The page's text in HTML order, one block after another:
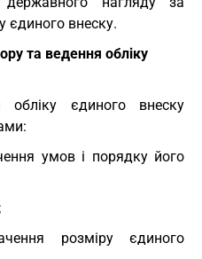
єдиного внеску.
та ведення обліку
єдиного внеску
умов і порядку його
розміру єдиного